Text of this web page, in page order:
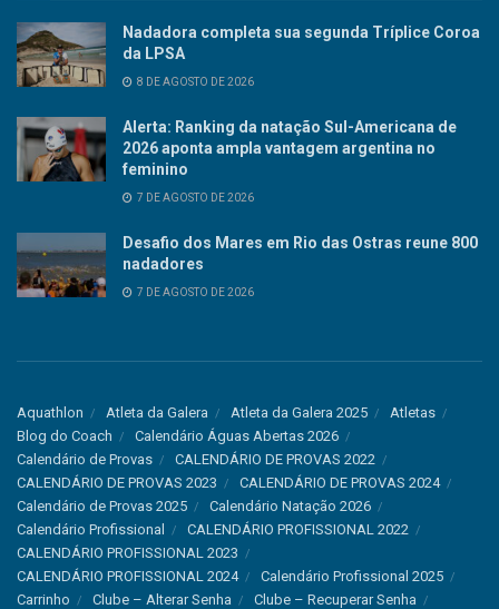
Nadadora completa sua segunda Tríplice Coroa
da LPSA
8 DE AGOSTO DE 2026
Alerta: Ranking da natação Sul-Americana de
2026 aponta ampla vantagem argentina no
feminino
7 DE AGOSTO DE 2026
Desafio dos Mares em Rio das Ostras reune 800
nadadores
7 DE AGOSTO DE 2026
Aquathlon Atleta da Galera Atleta da Galera 2025
Atletas
Blog do Coach
Calendário Águas Abertas 2026
Calendário de Provas
CALENDÁRIO DE PROVAS 2022
CALENDÁRIO DE PROVAS 2023
CALENDÁRIO DE PROVAS 2024
Calendário de Provas 2025
Calendário Natação 2026
Calendário Profissional
CALENDÁRIO PROFISSIONAL 2022
CALENDÁRIO PROFISSIONAL 2023
CALENDÁRIO PROFISSIONAL 2024
Calendário Profissional 2025
Carrinho
Clube – Alterar Senha
Clube – Recuperar Senha